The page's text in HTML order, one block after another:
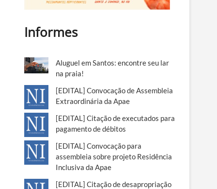
Informes
Aluguel em Santos: encontre seu lar
na praia!
[EDITAL] Convocação de Assembleia
Extraordinária da Apae
[EDITAL] Citação de executados para
pagamento de débitos
[EDITAL] Convocação para
assembleia sobre projeto Residência
Inclusiva da Apae
[EDITAL] Citação de desapropriação